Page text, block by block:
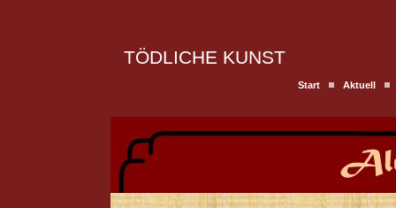
TÖDLICHE KUNST
Start Aktuell